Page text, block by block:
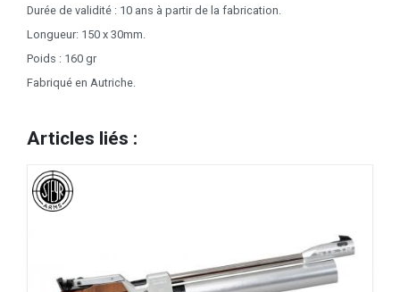
Durée de validité : 10 ans à partir de la fabrication.
Longueur: 150 x 30mm.
Poids : 160 gr
Fabriqué en Autriche.
Articles liés :